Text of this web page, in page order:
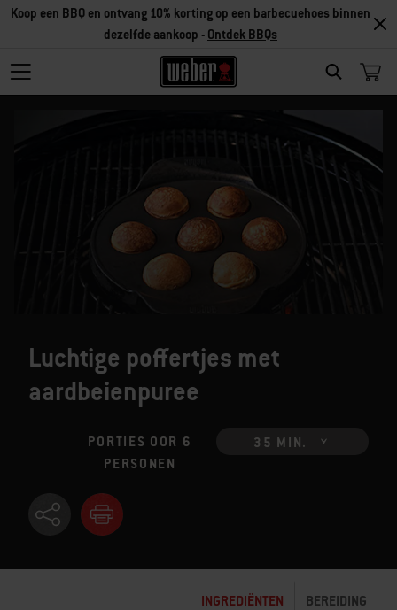
SEARCH
Koop een BBQ en ontvang 10% korting op een barbecuehoes binnen
dezelfde aankoop - Ontdek BBQs
Luchtige poffertjes met
aardbeienpuree
PORTIES OOR 6
PERSONEN
35 MIN.
INGREDIËNTEN BEREIDING